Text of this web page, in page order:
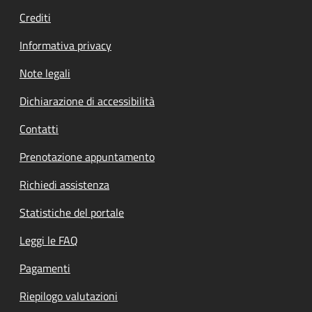
Crediti
Informativa privacy
Note legali
Dichiarazione di accessibilità
Contatti
Prenotazione appuntamento
Richiedi assistenza
Statistiche del portale
Leggi le FAQ
Pagamenti
Riepilogo valutazioni